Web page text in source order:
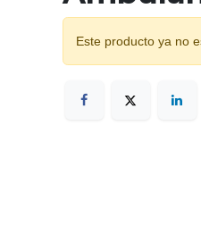
Este producto ya no